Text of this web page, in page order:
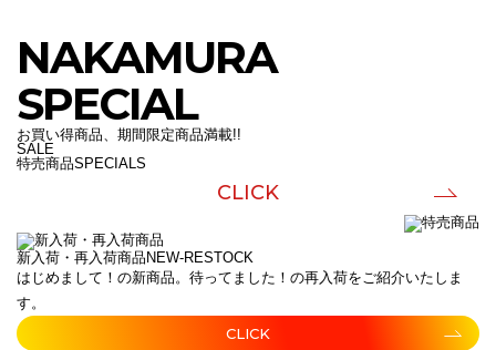
NAKAMURA
SPECIAL
お買い得商品、期間限定商品満載!!
SALE
特売商品SPECIALS
CLICK
新入荷・再入荷商品 NEW-RESTOCK
はじめまして！の新商品。待ってました！の再入荷をご紹介いたしま
す。
CLICK